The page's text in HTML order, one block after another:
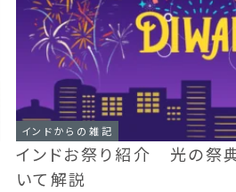
インドからの雑記
インドお祭り紹介 光の祭
いて解説